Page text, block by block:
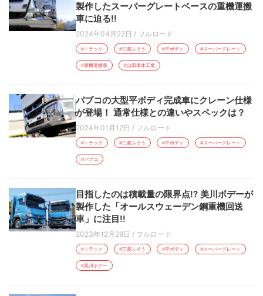
製作したスーパーグレートベースの重機運搬
車に迫る!!
2024年04月22日 / フルロード
#トラック #三菱ふそう #平ボディ #スーパーグレート
#重機運搬車 #山田車体工業
パブコの大型平ボディ完成車にクレーン仕様
が登場！ 通常仕様との違いやスペックは？
2024年01月12日 / フルロード
#トラック #三菱ふそう #平ボディ #スーパーグレート
#パブコ
目指したのは積載量の限界点!? 美川ボデーが
製作した「オールスウェーデン鋼重機回送
車」に注目!!
2023年12月29日 / フルロード
#トラック #三菱ふそう #平ボディ #スーパーグレート
#美川ボデー